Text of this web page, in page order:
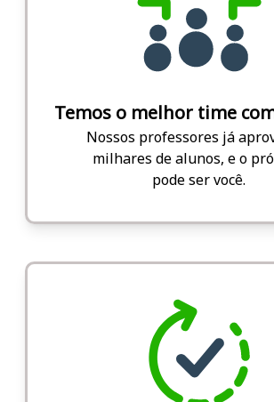
Temos o melhor time
Nossos professores já
milhares de alunos, e o
pode ser você.